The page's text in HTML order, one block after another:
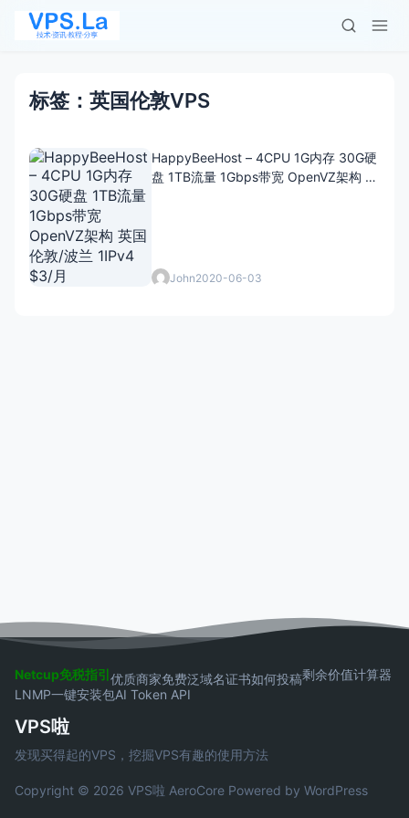
标签：英国伦敦VPS
HappyBeeHost – 4CPU 1G内存 30G硬
盘 1TB流量 1Gbps带宽 OpenVZ架构 英
John2020-06-03
Netcup免税指引优质商家免费泛域名证书如何投稿剩余价值计算器
LNMP一键安装包AI Token API
VPS啦
发现买得起的VPS，挖掘VPS有趣的使用方法
Copyright © 2026 VPS啦 AeroCore Powered by WordPress